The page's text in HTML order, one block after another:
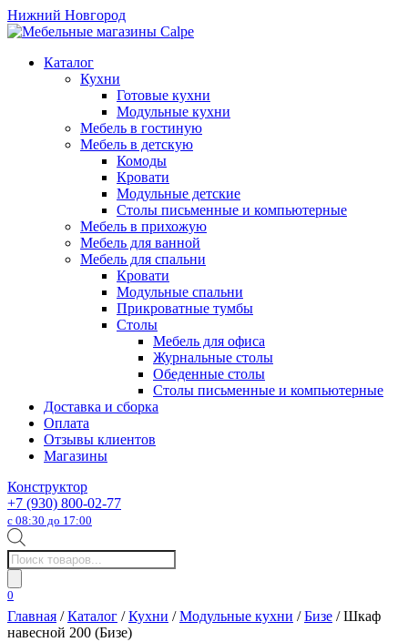
Нижний Новгород
Каталог
Кухни
Готовые кухни
Модульные кухни
Мебель в гостиную
Мебель в детскую
Комоды
Кровати
Модульные детские
Столы письменные и компьютерные
Мебель в прихожую
Мебель для ванной
Мебель для спальни
Кровати
Модульные спальни
Прикроватные тумбы
Столы
Мебель для офиса
Журнальные столы
Обеденные столы
Столы письменные и компьютерные
Доставка и сборка
Оплата
Отзывы клиентов
Магазины
Конструктор
+7 (930) 800-02-77
с 08:30 до 17:00
Поиск
товаров
0
Главная /Каталог /Кухни /Модульные кухни /Бизе / Шкаф
навесной 200 (Бизе)